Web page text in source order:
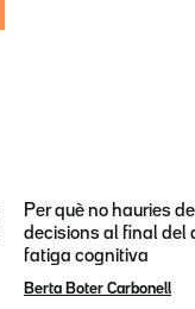
Per què no hauries
decisions al final del
fatiga cognitiva
Berta Boter Carbonell